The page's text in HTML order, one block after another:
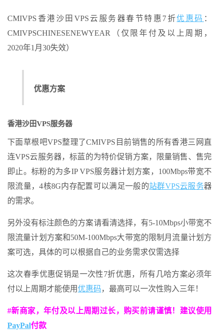
CMIVPS香港沙田VPS云服务器春节特惠7折优惠码 ：
CMIVPSCHINESENEWYEAR（仅限年付及以上周期，
2020年1月30失效）
优惠方案
香港沙田VPS服务器
下面草根吧VPS整理了CMIVPS目前销售的所有香港三网直
连VPS云服务器，标蓝的为特价促销方案，限量销售、售完
即止。标粉的为多IP VPS服务器计划方案，100Mbps带宽不
限流量，4核8G内存配置可以满足一般的站群VPS云服务器
的需求。
另外没有标注颜色的方案请看清选择，有5-10Mbps小带宽不
限流量计划方案和50M-100Mbps大带宽的限制月流量计划方
案可选，具体的可以根据自己的业务需求仅需选择
这次春季优惠促销是一次性7折优惠，所有几哈方案必须年
付以上周期才能使用优惠码，最高可以一次性购入三年！
#新商家，年付及以上周期过长，购买前请谨慎！建议使用
PayPal付款